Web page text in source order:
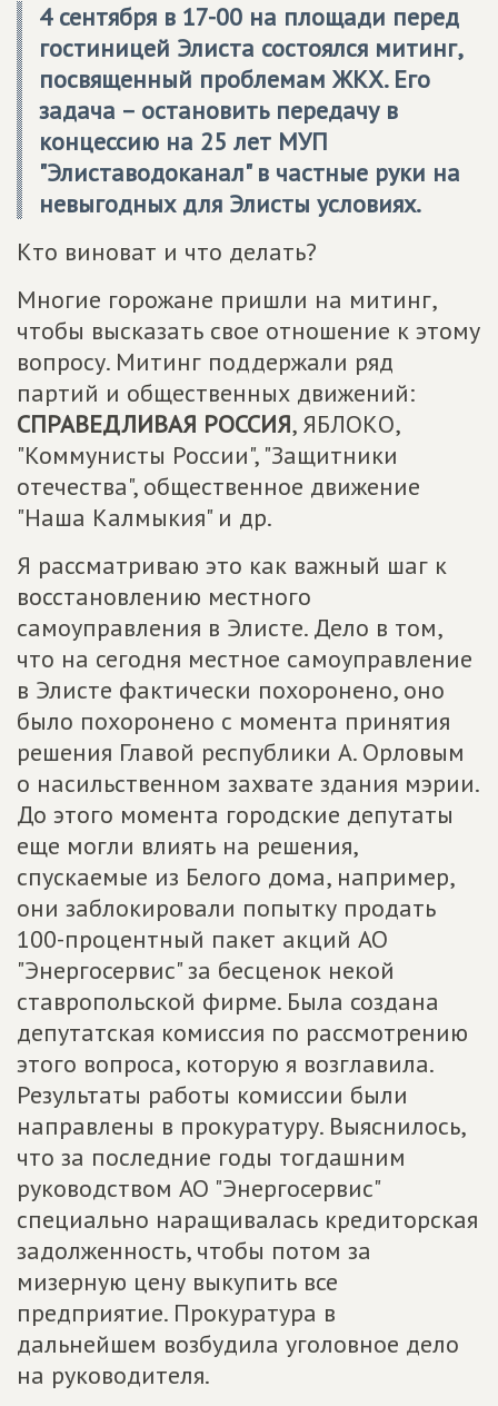
4 сентября в 17-00 на площади перед
гостиницей Элиста состоялся митинг,
посвященный проблемам ЖКХ. Его
задача – остановить передачу в
концессию на 25 лет МУП
"Элиставодоканал" в частные руки на
невыгодных для Элисты условиях.
Кто виноват и что делать?
Многие горожане пришли на митинг,
чтобы высказать свое отношение к этому
вопросу. Митинг поддержали ряд
партий и общественных движений:
СПРАВЕДЛИВАЯ РОССИЯ, ЯБЛОКО,
"Коммунисты России", "Защитники
отечества", общественное движение
"Наша Калмыкия" и др.
Я рассматриваю это как важный шаг к
восстановлению местного
самоуправления в Элисте. Дело в том,
что на сегодня местное самоуправление
в Элисте фактически похоронено, оно
было похоронено с момента принятия
решения Главой республики А. Орловым
о насильственном захвате здания мэрии.
До этого момента городские депутаты
еще могли влиять на решения,
спускаемые из Белого дома, например,
они заблокировали попытку продать
100-процентный пакет акций АО
"Энергосервис" за бесценок некой
ставропольской фирме. Была создана
депутатская комиссия по рассмотрению
этого вопроса, которую я возглавила.
Результаты работы комиссии были
направлены в прокуратуру. Выяснилось,
что за последние годы тогдашним
руководством АО "Энергосервис"
специально наращивалась кредиторская
задолженность, чтобы потом за
мизерную цену выкупить все
предприятие. Прокуратура в
дальнейшем возбудила уголовное дело
на руководителя.